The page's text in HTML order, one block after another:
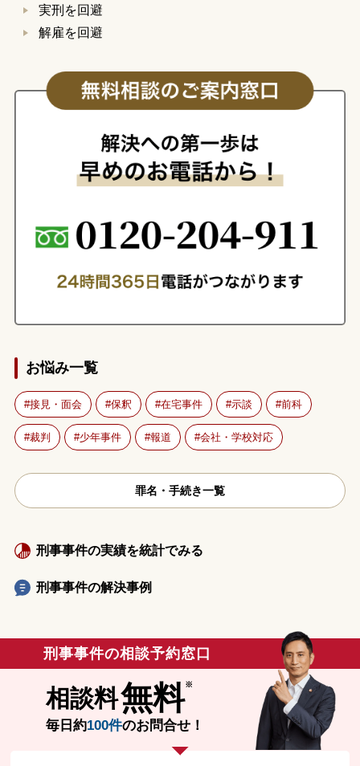
実刑を回避
解雇を回避
お悩み一覧
接見・面会 保釈 在宅事件 示談 前科
裁判 少年事件 報道 会社・学校対応
罪名・手続き一覧
刑事事件の実績を統計でみる
刑事事件の解決事例
刑事事件の相談予約窓口
相談料無料
毎日約100件のお問合せ！